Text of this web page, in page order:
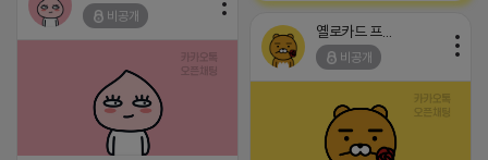
비공개
옐로카드 프로도
비공개